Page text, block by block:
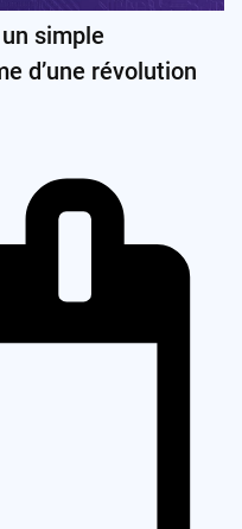
simple
d’une révolution